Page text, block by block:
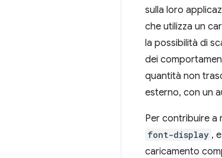
sulla loro
che utilizza un
la possibilità di
dei
quantità non
esterno, con un
Per contribuire a
font-display ,
caricamento